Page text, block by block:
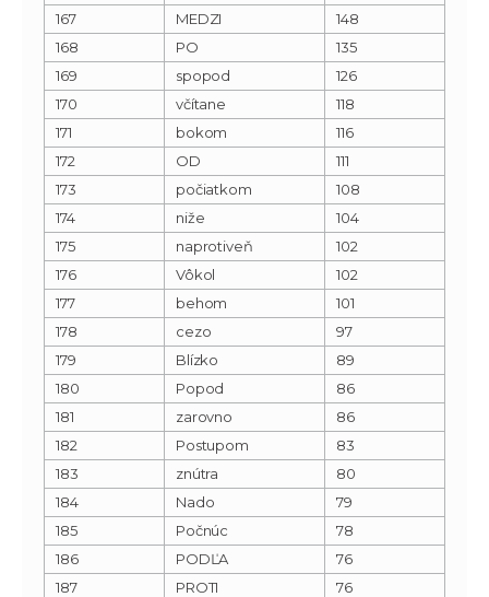
167
MEDZI
148
168
PO
135
169
spopod
126
170
včítane
118
171
bokom
116
172
OD
111
173
počiatkom
108
174
niže
104
175
naprotiveň
102
176
Vôkol
102
177
behom
101
178
cezo
97
179
Blízko
89
180
Popod
86
181
zarovno
86
182
Postupom
83
183
znútra
80
184
Nado
79
185
Počnúc
78
186
PODĽA
76
187
PROTI
76